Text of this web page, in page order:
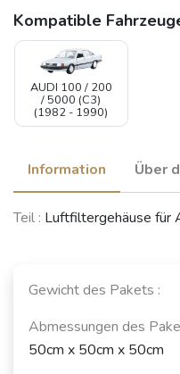
Kompatible
AUDI 100 / 200
/ 5000 (C3)
(1982 - 1990)
Information Über
Teil : Luftfiltergehäuse
Gewicht des Pakets :
Abmessungen des
50cm x 50cm x 50cm